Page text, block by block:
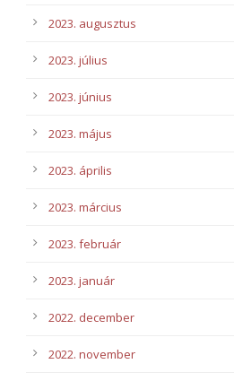
2023. augusztus
2023. július
2023. június
2023. május
2023. április
2023. március
2023. február
2023. január
2022. december
2022. november